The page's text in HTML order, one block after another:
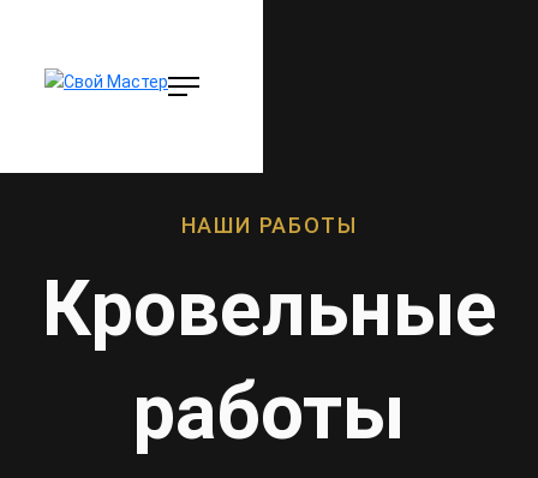
НАШИ РАБОТЫ
Кровельные
работы